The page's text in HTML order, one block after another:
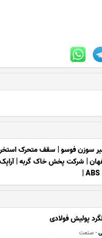
سوزن فوسو| سقف متحرک
| شرکت پخش خاک گربه|آراپک
|
پولیش فولادی
- صنعت